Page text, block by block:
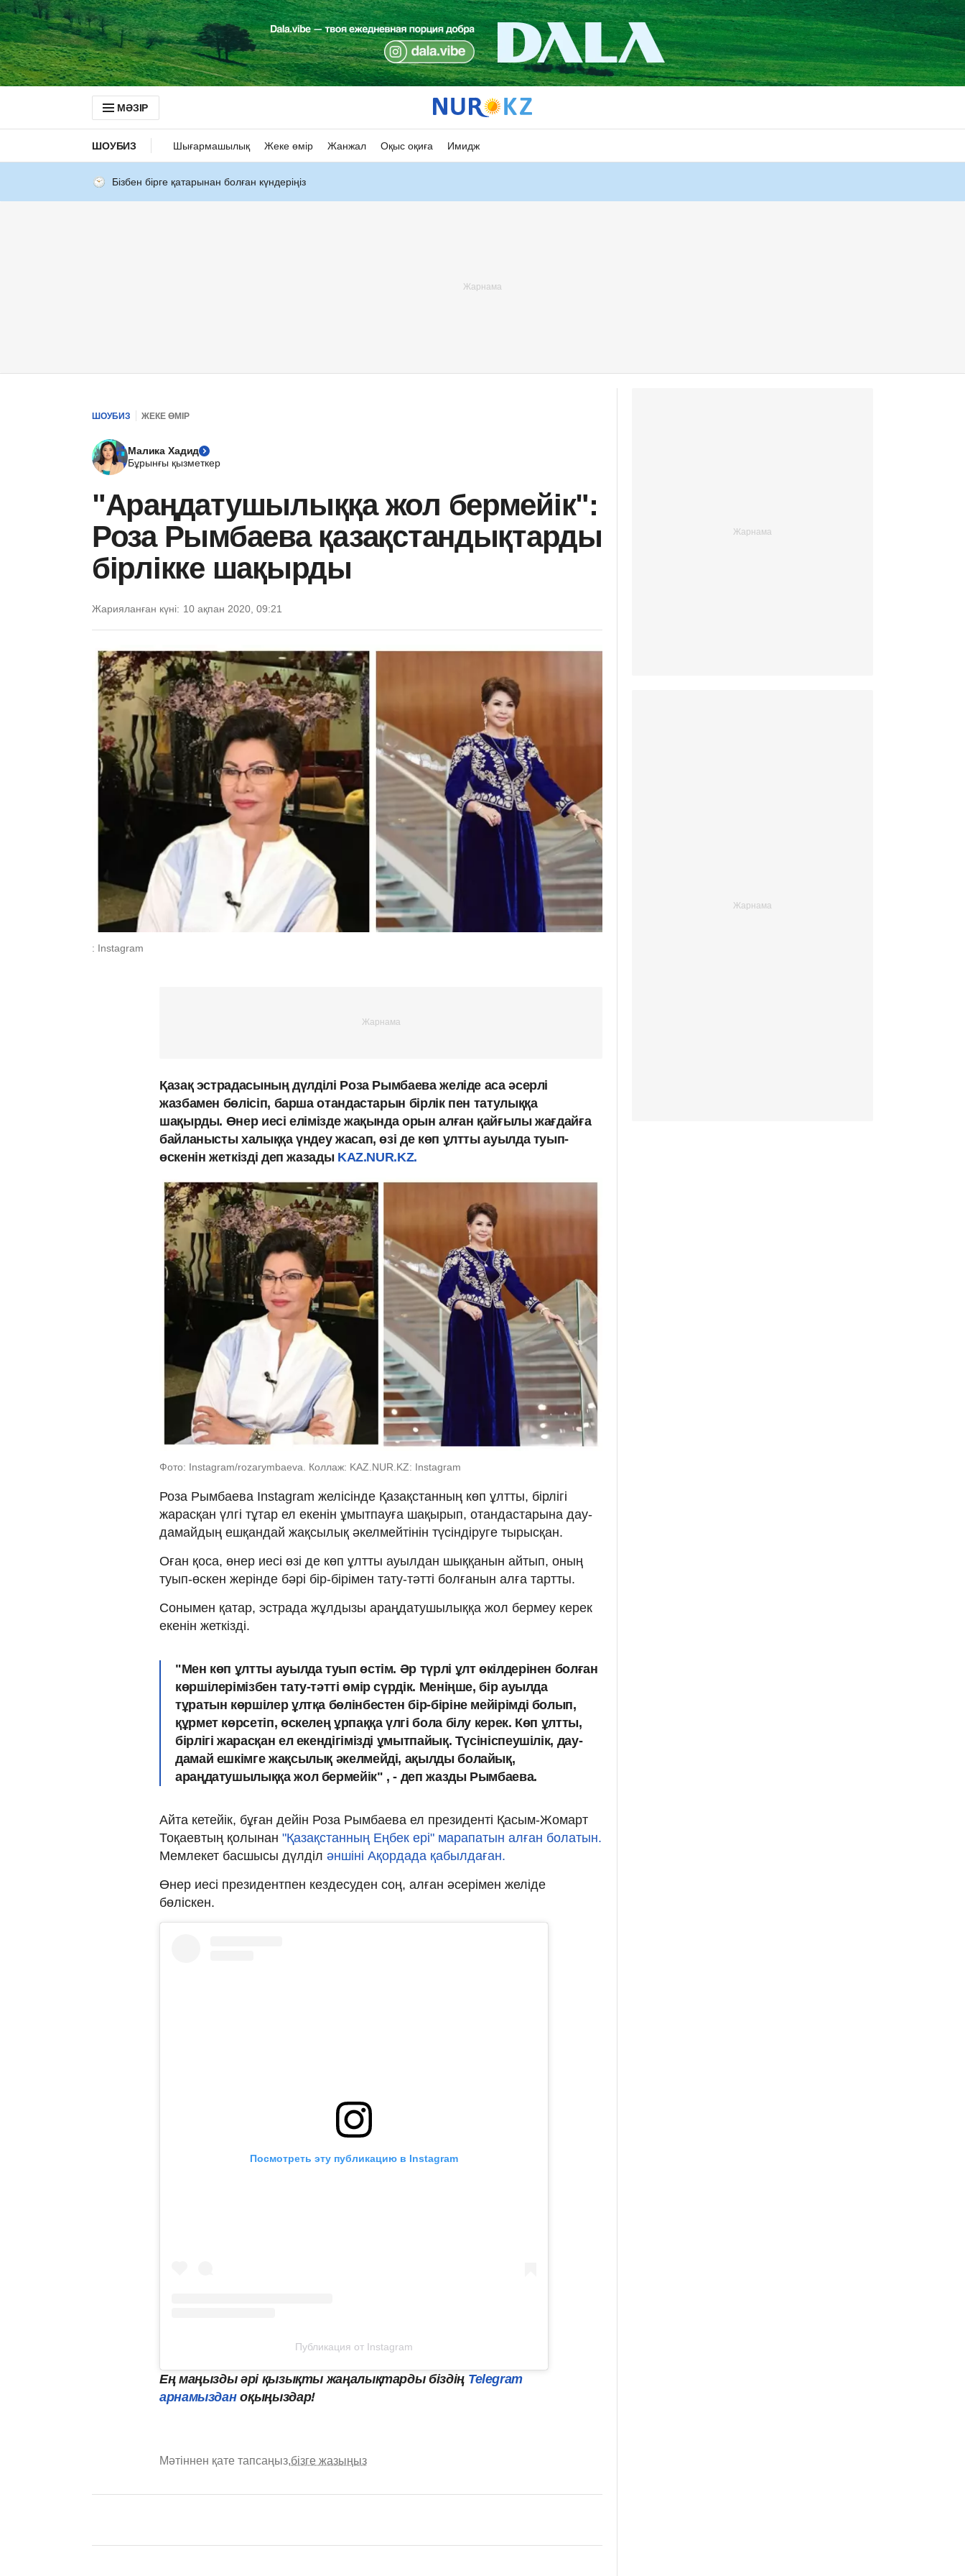
МӘЗІР
ШОУБИЗ Шығармашылық Жеке өмір Жанжал Оқыс оқиға Имидж
Бізбен бірге қатарынан болған күндеріңіз
ШОУБИЗ ЖЕКЕ ӨМІР
Малика Хадид
Бұрынғы қызметкер
"Араңдатушылыққа жол бермейік":
Роза Рымбаева қазақстандықтарды
бірлікке шақырды
Жарияланған күні: 10 ақпан 2020, 09:21
: Instagram
Қазақ эстрадасының дүлділі Роза Рымбаева желіде аса әсерлі
жазбамен бөлісіп, барша отандастарын бірлік пен татулыққа
шақырды. Өнер иесі елімізде жақында орын алған қайғылы жағдайға
байланысты халыққа үндеу жасап, өзі де көп ұлтты ауылда туып-
өскенін жеткізді деп жазады KAZ.NUR.KZ.
Фото: Instagram/rozarymbaeva. Коллаж: KAZ.NUR.KZ: Instagram
Роза Рымбаева Instagram желісінде Қазақстанның көп ұлтты, бірлігі
жарасқан үлгі тұтар ел екенін ұмытпауға шақырып, отандастарына дау-
дамайдың ешқандай жақсылық әкелмейтінін түсіндіруге тырысқан.
Оған қоса, өнер иесі өзі де көп ұлтты ауылдан шыққанын айтып, оның
туып-өскен жерінде бәрі бір-бірімен тату-тәтті болғанын алға тартты.
Сонымен қатар, эстрада жұлдызы араңдатушылыққа жол бермеу керек
екенін жеткізді.
"Мен көп ұлтты ауылда туып өстім. Әр түрлі ұлт өкілдерінен болған
көршілерімізбен тату-тәтті өмір сүрдік. Меніңше, бір ауылда
тұратын көршілер ұлтқа бөлінбестен бір-біріне мейірімді болып,
құрмет көрсетіп, өскелең ұрпаққа үлгі бола білу керек. Көп ұлтты,
бірлігі жарасқан ел екендігімізді ұмытпайық. Түсініспеушілік, дау-
дамай ешкімге жақсылық әкелмейді, ақылды болайық,
араңдатушылыққа жол бермейік" , - деп жазды Рымбаева.
Айта кетейік, бұған дейін Роза Рымбаева ел президенті Қасым-Жомарт
Тоқаевтың қолынан "Қазақстанның Еңбек ері" марапатын алған болатын.
Мемлекет басшысы дүлділ әншіні Ақордада қабылдаған.
Өнер иесі президентпен кездесуден соң, алған әсерімен желіде
бөліскен.
Посмотреть эту публикацию в Instagram
Публикация от Instagram
Ең маңызды әрі қызықты жаңалықтарды біздің Telegram
арнамыздан оқыңыздар!
Мәтіннен қате тапсаңыз,бізге жазыңыз